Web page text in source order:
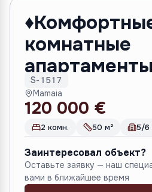
комнатные
S-1517
Mamaia
120 000 €
2 комн. 50 м² 5/6
Заинтересовал объект?
Оставьте заявку — наш
вами в ближайшее время